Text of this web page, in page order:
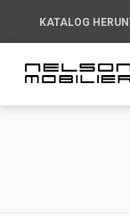
KATALOG